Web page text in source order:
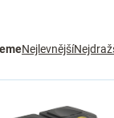
Nejlevnější